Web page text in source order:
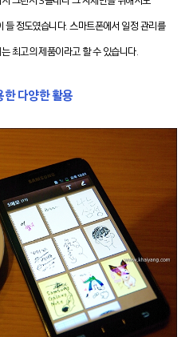
정도였습니다. 스마트폰에서 일정 관리를
최고의 제품이라고 할 수 있습니다.
한 다양한 활용